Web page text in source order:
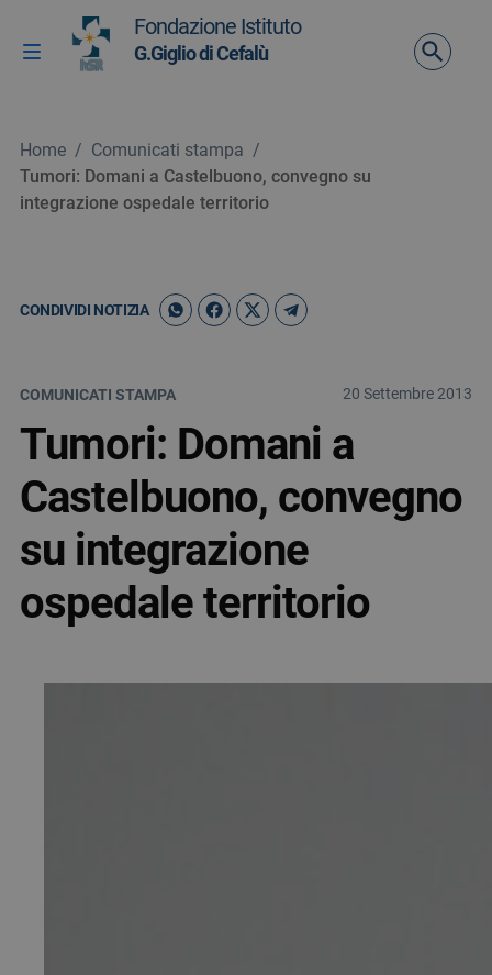
Vai ai contenuti
Vai al menu di navigazione
Vai al footer
Attiva / disattiva la navigazione
Fondazione Istituto
G.Giglio di Cefalù
Home / Comunicati stampa /
Tumori: Domani a Castelbuono, convegno su
integrazione ospedale territorio
CONDIVIDI NOTIZIA
COMUNICATI STAMPA 20 Settembre 2013
Tumori: Domani a
Castelbuono, convegno
su integrazione
ospedale territorio